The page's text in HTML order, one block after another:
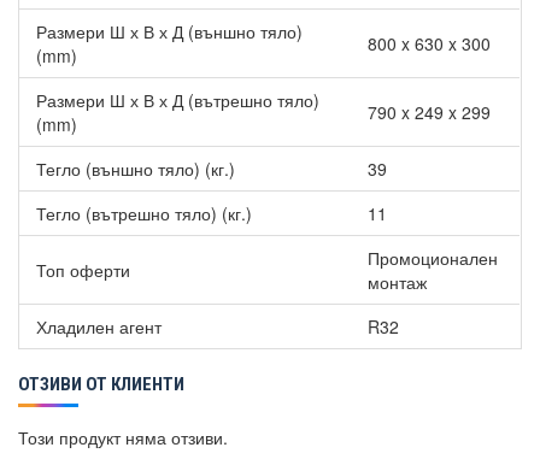
Размери Ш х В х Д (външно тяло)
(mm)
800 x 630 x 300
Размери Ш х В х Д (вътрешно тяло)
(mm)
790 x 249 x 299
Тегло (външно тяло) (кг.)
39
Тегло (вътрешно тяло) (кг.)
11
Топ оферти
Промоционален
монтаж
Хладилен агент
R32
ОТЗИВИ ОТ КЛИЕНТИ
Този продукт няма отзиви.